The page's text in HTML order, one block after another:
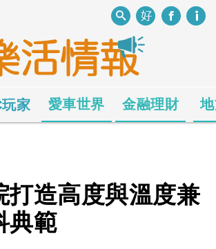
家 愛車世界 金融理財
打造高度與溫度兼
典範